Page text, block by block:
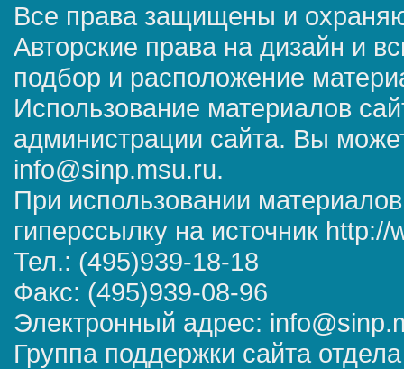
Все права защищены и
Авторские права на дизайн и
подбор и расположение
Использование материалов
администрации сайта. Вы
info@sinp.msu.ru.
При использовании
гиперссылку на источник
Тел.: (495)939-18-18
Факс: (495)939-08-96
Электронный адрес:
Группа поддержки сайта